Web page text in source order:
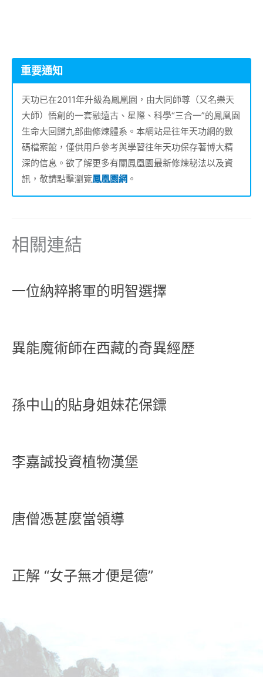
重要通知
天功已在2011年升級為鳳凰園，由大同師尊（又名樂天
大師）悟創的一套融遠古、星際、科學“三合一”的鳳凰園
生命大回歸九部曲修煉體系。本網站是往年天功網的數
碼檔案館，僅供用戶參考與學習往年天功保存著博大精
深的信息。欲了解更多有關鳳凰園最新修煉秘法以及資
訊，敬請點擊瀏覽鳳凰園網 。
相關連結
一位納粹將軍的明智選擇
異能魔術師在西藏的奇異經歷
孫中山的貼身姐妹花保鏢
李嘉誠投資植物漢堡
唐僧憑甚麼當領導
正解 “女子無才便是德”